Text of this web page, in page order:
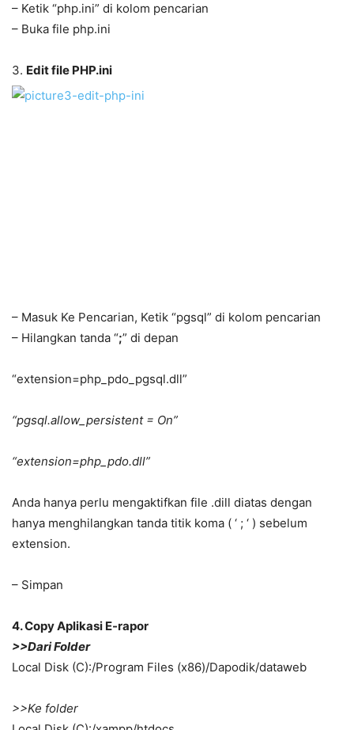
– Ketik “php.ini” di kolom pencarian
– Buka file php.ini
3. Edit file PHP.ini
– Masuk Ke Pencarian, Ketik “pgsql” di kolom pencarian
– Hilangkan tanda “;” di depan
“extension=php_pdo_pgsql.dll”
“pgsql.allow_persistent = On”
“extension=php_pdo.dll”
Anda hanya perlu mengaktifkan file .dill diatas dengan
hanya menghilangkan tanda titik koma ( ‘ ; ‘ ) sebelum
extension.
– Simpan
4. Copy Aplikasi E-rapor
>>Dari Folder
Local Disk (C):/Program Files (x86)/Dapodik/dataweb
>>Ke folder